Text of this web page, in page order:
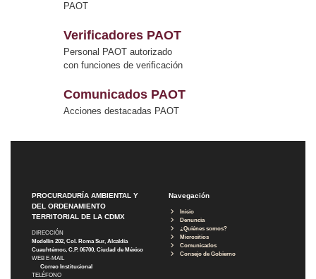
PAOT
Verificadores PAOT
Personal PAOT autorizado
con funciones de verificación
Comunicados PAOT
Acciones destacadas PAOT
PROCURADURÍA AMBIENTAL Y
DEL ORDENAMIENTO
TERRITORIAL DE LA CDMX
DIRECCIÓN
Medellín 202, Col. Roma Sur, Alcaldía
Cuauhtémoc, C.P. 06700, Ciudad de México
WEB E-MAIL
Correo Institucional
TELÉFONO
Navegación
Inicio
Denuncia
¿Quiénes somos?
Micrositios
Comunicados
Consejo de Gobierno